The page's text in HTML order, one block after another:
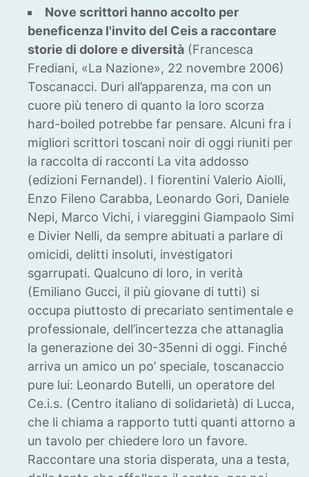
Nove scrittori hanno accolto per
beneficenza l'invito del Ceis a raccontare
storie di dolore e diversità (Francesca
Frediani, «La Nazione», 22 novembre 2006)
Toscanacci. Duri all’apparenza, ma con un
cuore più tenero di quanto la loro scorza
hard-boiled potrebbe far pensare. Alcuni fra i
migliori scrittori toscani noir di oggi riuniti per
la raccolta di racconti La vita addosso
(edizioni Fernandel). I fiorentini Valerio Aiolli,
Enzo Fileno Carabba, Leonardo Gori, Daniele
Nepi, Marco Vichi, i viareggini Giampaolo Simi
e Divier Nelli, da sempre abituati a parlare di
omicidi, delitti insoluti, investigatori
sgarrupati. Qualcuno di loro, in verità
(Emiliano Gucci, il più giovane di tutti) si
occupa piuttosto di precariato sentimentale e
professionale, dell’incertezza che attanaglia
la generazione dei 30-35enni di oggi. Finché
arriva un amico un po’ speciale, toscanaccio
pure lui: Leonardo Butelli, un operatore del
Ce.i.s. (Centro italiano di solidarietà) di Lucca,
che li chiama a rapporto tutti quanti attorno a
un tavolo per chiedere loro un favore.
Raccontare una storia disperata, una a testa,